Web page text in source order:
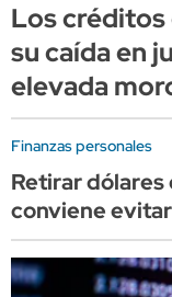
Los créditos
su caída en
elevada
Finanzas personales
Retirar dólares
conviene